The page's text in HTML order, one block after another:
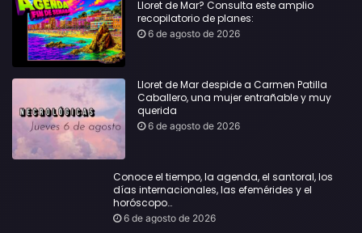
Lloret de Mar? Consulta este amplio
recopilatorio de planes:
6 de agosto de 2026
Lloret de Mar despide a Carmen Patilla
Caballero, una mujer entrañable y muy
querida
6 de agosto de 2026
Conoce el tiempo, la agenda, el santoral, los
días internacionales, las efemérides y el
horóscopo…
6 de agosto de 2026